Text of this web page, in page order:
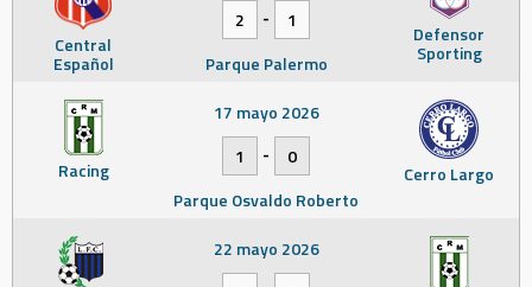
Central
Español
Defensor
Sporting
2
-
1
Parque Palermo
Racing Cerro Largo
17 mayo 2026
1
-
0
Parque Osvaldo Roberto
22 mayo 2026